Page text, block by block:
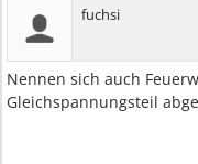
fuchsi
Nennen sich auch
Gleichspannungsteil